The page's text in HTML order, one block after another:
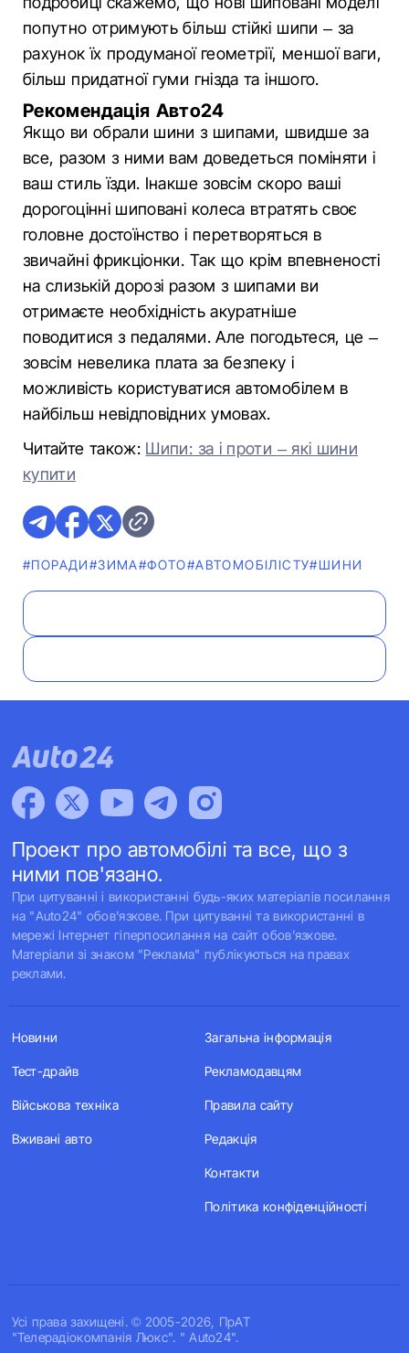
попутно отримують більш стійкі шипи – за
рахунок їх продуманої геометрії, меншої ваги,
більш придатної гуми гнізда та іншого.
Рекомендація Авто24
Якщо ви обрали шини з шипами, швидше за
все, разом з ними вам доведеться поміняти і
ваш стиль їзди. Інакше зовсім скоро ваші
дорогоцінні шиповані колеса втратять своє
головне достоїнство і перетворяться в
звичайні фрикціонки. Так що крім впевненості
на слизькій дорозі разом з шипами ви
отримаєте необхідність акуратніше
поводитися з педалями. Але погодьтеся, це –
зовсім невелика плата за безпеку і
можливість користуватися автомобілем в
найбільш невідповідних умовах.
Читайте також: Шипи: за і проти – які шини
купити
#ПОРАДИ#ЗИМА#ФОТО#АВТОМОБІЛІСТУ#ШИНИ
Проект про автомобілі та все, що з
ними пов'язано.
При цитуванні і використанні будь-яких матеріалів посилання
на "Auto24" обов'язкове. При цитуванні та використанні в
мережі Інтернет гіперпосилання на сайт обов'язкове.
Матеріали зі знаком "Реклама" публікуються на правах
реклами.
Усi права захищенi. © 2005-2026, ПрАТ
"Телерадіокомпанія Люкс". " Auto24".
Новини
Тест-драйв
Військова техніка
Вживані авто
Загальна інформація
Рекламодавцям
Правила сайту
Редакція
Контакти
Політика конфіденційності